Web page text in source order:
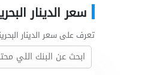
سعر الدينار
تعرف على سعر الدينار